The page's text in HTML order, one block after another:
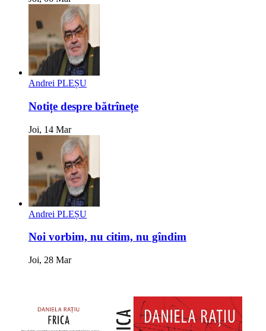
Andrei PLEȘU
Notițe despre bătrînețe
Joi, 14 Mar
Andrei PLEȘU
Noi vorbim, nu citim, nu gîndim
Joi, 28 Mar